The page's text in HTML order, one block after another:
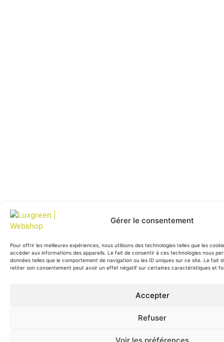
Gérer le consentement
Pour offrir les meilleures expériences, nous utilisons des technologies telles que les
accéder aux informations des appareils. Le fait de consentir à ces technologies nous
données telles que le comportement de navigation ou les ID uniques sur ce site. Le fait
retirer son consentement peut avoir un effet négatif sur certaines caractéristiques et
Accepter
Refuser
Voir les préférences